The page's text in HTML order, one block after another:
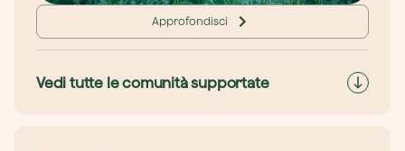
Approfondisci
Vedi tutte le comunità supportate